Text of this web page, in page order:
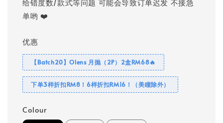
给错度数/款式等问题 可能会导致订单迟发 不接急
单哟 ❤️
优惠
【Batch20】Olens 月抛（2P）2盒RM68🔥
下单3样折扣RM8！6样折扣RM16！（美瞳除外）
Colour